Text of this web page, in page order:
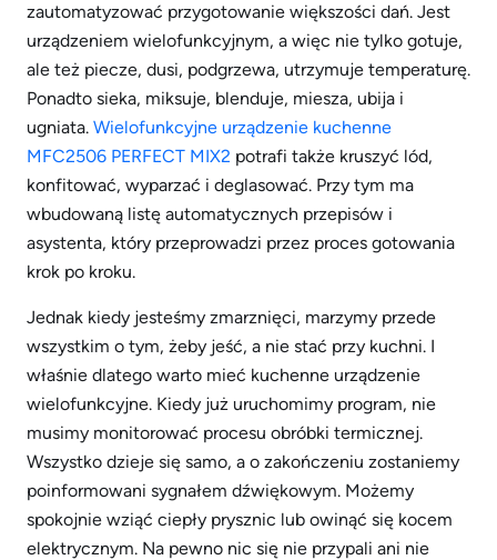
zautomatyzować przygotowanie większości dań. Jest
urządzeniem wielofunkcyjnym, a więc nie tylko gotuje,
ale też piecze, dusi, podgrzewa, utrzymuje temperaturę.
Ponadto sieka, miksuje, blenduje, miesza, ubija i
ugniata. Wielofunkcyjne urządzenie kuchenne
MFC2506 PERFECT MIX2 potrafi także kruszyć lód,
konfitować, wyparzać i deglasować. Przy tym ma
wbudowaną listę automatycznych przepisów i
asystenta, który przeprowadzi przez proces gotowania
krok po kroku.
Jednak kiedy jesteśmy zmarznięci, marzymy przede
wszystkim o tym, żeby jeść, a nie stać przy kuchni. I
właśnie dlatego warto mieć kuchenne urządzenie
wielofunkcyjne. Kiedy już uruchomimy program, nie
musimy monitorować procesu obróbki termicznej.
Wszystko dzieje się samo, a o zakończeniu zostaniemy
poinformowani sygnałem dźwiękowym. Możemy
spokojnie wziąć ciepły prysznic lub owinąć się kocem
elektrycznym. Na pewno nic się nie przypali ani nie